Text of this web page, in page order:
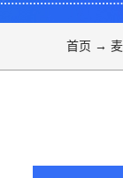
首页 →